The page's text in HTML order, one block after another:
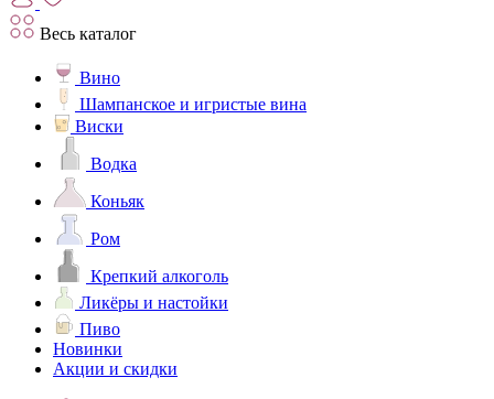
Весь каталог
Вино
Шампанское и игристые вина
Виски
Водка
Коньяк
Ром
Крепкий алкоголь
Ликёры и настойки
Пиво
Новинки
Акции и скидки